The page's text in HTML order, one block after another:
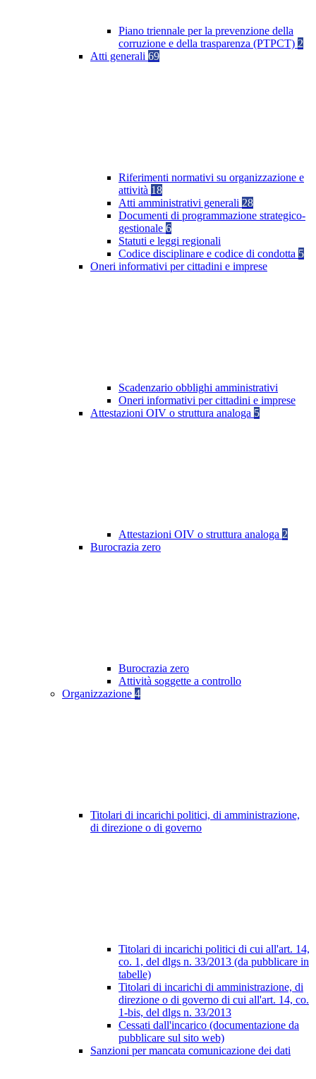
Piano triennale per la prevenzione della
corruzione e della trasparenza (PTPCT) 2
Atti generali 69
Riferimenti normativi su organizzazione e
attività 18
Atti amministrativi generali 28
Documenti di programmazione strategico-
gestionale 6
Statuti e leggi regionali
Codice disciplinare e codice di condotta 5
Oneri informativi per cittadini e imprese
Scadenzario obblighi amministrativi
Oneri informativi per cittadini e imprese
Attestazioni OIV o struttura analoga 5
Attestazioni OIV o struttura analoga 2
Burocrazia zero
Burocrazia zero
Attività soggette a controllo
Organizzazione 4
Titolari di incarichi politici, di amministrazione,
di direzione o di governo
Titolari di incarichi politici di cui all'art. 14,
co. 1, del dlgs n. 33/2013 (da pubblicare in
tabelle)
Titolari di incarichi di amministrazione, di
direzione o di governo di cui all'art. 14, co.
1-bis, del dlgs n. 33/2013
Cessati dall'incarico (documentazione da
pubblicare sul sito web)
Sanzioni per mancata comunicazione dei dati